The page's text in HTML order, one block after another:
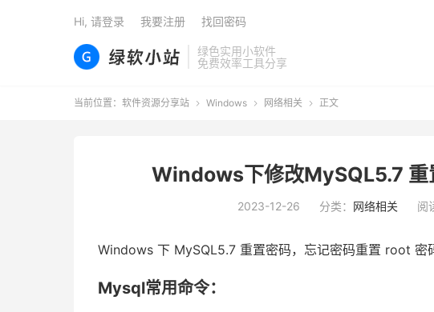
绿色实用小软件
免费效率工具分享
Hi, 请登录 我要注册 找回密码
当前位置： 软件资源分享站  Windows  网络相关  正文
Windows下修改MySQL5.7 重
2023-12-26 分类： 网络相关 阅
Windows 下 MySQL5.7 重置密码，忘记密码重置 root 密
Mysql常用命令：